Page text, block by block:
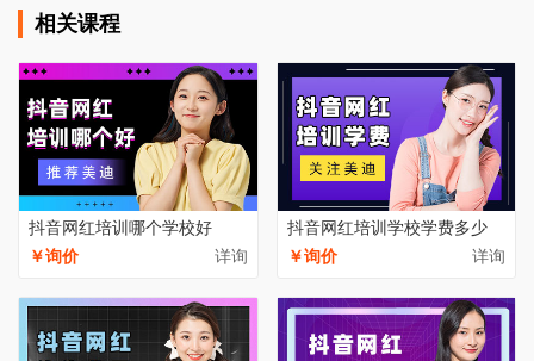
相关课程
抖音网红培训哪个学校好
￥询价
详询
抖音网红培训学校学费多少
￥询价
详询